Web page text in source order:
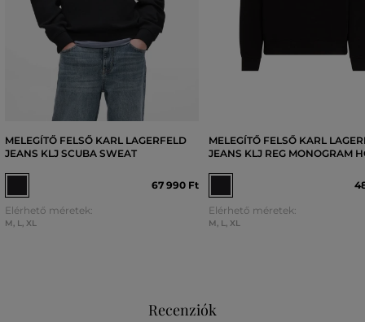
MELEGÍTŐ FELSŐ KARL LAGERFELD
JEANS KLJ SCUBA SWEAT
67 990 Ft
Elérhető méretek:
M, L, XL
MELEGÍTŐ FELSŐ KARL
JEANS KLJ REG MONOGRAM
Elérhető méretek:
M, L, XL
Recenziók